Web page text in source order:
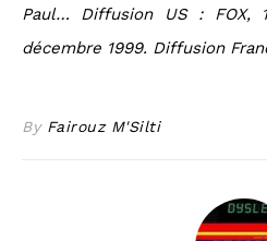
Paul… Diffusion US : FOX,
décembre 1999. Diffusion
By Fairouz M'Silti